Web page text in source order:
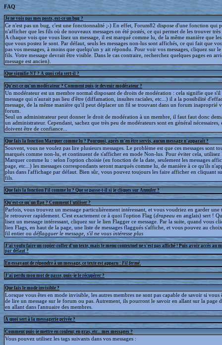
FAQ
Je ne vois pas mes posts, est-ce un bug ?
Ce n'est pas un bug, c'est une fonctionnalité ;-) En effet, Forum82 dispose d'une fonction qui
n'afficher que les fils où de nouveaux messages on été postés, ce qui permet de les trouver
A chaque vois que vous lisez un message, il est marqué comme lu, de la même manière que les
que vous postez le sont. Par défaut, seuls les messages non-lus sont affichés, ce qui fait que
pas vos messages, à moins que quelqu'un y ait répondu. Pour voir vos messages, cliquez sur
fils. Votre message devrait être visible. Dans le cas contraire, recherchez quelques pages en
message est ancien).
Que signifie NT ? A quoi cela sert-il ?
Qu'est-ce qu'un modérateur ? Comment puis-je devenir modérateur ?
Un modérateur est un membre normal disposant de droits de modération : cela signifie que
message qui n'aurait pas lieu d'être (diffamation, insultes raciales, etc...) il a la possibilité
message, de la même manière qu'il peut déplacer un fil se trouvant dans un forum inaproprié
forum.
Seul un administrateur peut donner le droit de modération à un membre, il faut faut donc
un administrateur. Cependant, sachez que très peu de modérateurs sont en général nécessaires,
doivent être de confiance...
Que fais la fonction Marquer comme lu ? Pourquoi, après m'en être servis, aucun message n'apparaît ?
Souvent, vous ne voulez pas lire plusieurs messages. Le problème est que ces messages sont
marqués comme non-lu, et continuent de s'afficher en mode Non-lus. Pour éviter cela,
Marquer comme lu : selon l'option choisie (en fonction de la date, seulement les messages
page, etc...) les messages correspondants seront marqués comme lu, de manière à ce qu'ils
plus dans l'affichage par défaut. Bien sûr, vous pouvez toujours les faire afficher en cliquant
fils.
Que fais la fonction Fil comme lu ? Que se passe-t-il si je cliques sur Annuler ?
Qu'est-ce qu'un flag ? Comment l'utiliser ?
Parfois, vous trouvez un message particulièrement intéressant, et vous voudriez en garder une
le retrouver rapidement. C'est exactement ce à quoi l'option Flag (drapeau en anglais) sert !
lisez un message intéressant, cliquez sur le lien Flagger ce message. Par la suite, quand vous
lien Flags, en haut de la page, une liste de messages flaggués s'affiche, et vous pouvez au
fil entier ou déflagguerle message, s'il ne vous intéresse plus
J'ai voulu faire un copier-coller d'un texte, mais le menu contextuel ne s'est pas affiché ! Puis avoir accès au
par défaut ?
En essayant de répondre à un message, ce texte est apparu : Fil fermé
J'ai perdu mon mot de passe, puis-je le récupérer ?
Que fais le mode invisible ?
Lorsque vous êtes en mode invisible, les autres membres ne sont pas capable de savoir si vous
de lire un message sur le forum ou pas. Autrement, ils pourront le savoir en allant sur la page
en allant dans l'annuaire des membres.
A quoi sert à la messagerie privée ?
Comment puis-je mettre en couleur, en gras, etc... mes messages ?
Vous pouvez utilisez les tags suivants dans vos messages :